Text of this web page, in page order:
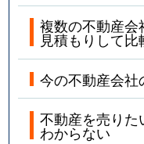
複数の不動産
見積もりして比
今の不動産会
不動産を売り
わからない